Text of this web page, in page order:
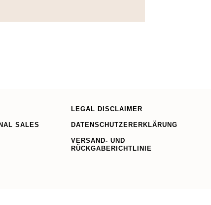
SALES
LEGAL DISCLAIMER
DATENSCHUTZERERKLÄRUNG
VERSAND- UND
RÜCKGABERICHTLINIE